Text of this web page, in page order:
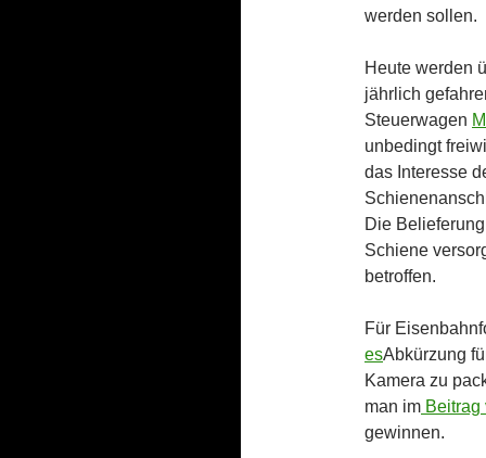
werden sollen.
Heute werden
jährlich
Steuerwagen
unbedingt
das Interesse
Die
Schiene
betroffen.
Für
esAbkürzung
Kamera zu
man im Beitrag
gewinnen.